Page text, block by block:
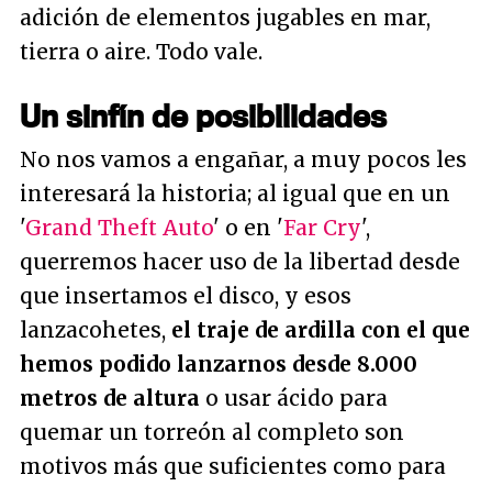
adición de elementos jugables en mar,
tierra o aire. Todo vale.
Un sinfín de posibilidades
No nos vamos a engañar, a muy pocos les
interesará la historia; al igual que en un
'Grand Theft Auto' o en 'Far Cry',
querremos hacer uso de la libertad desde
que insertamos el disco, y esos
lanzacohetes, el traje de ardilla con el que
hemos podido lanzarnos desde 8.000
metros de altura o usar ácido para
quemar un torreón al completo son
motivos más que suficientes como para